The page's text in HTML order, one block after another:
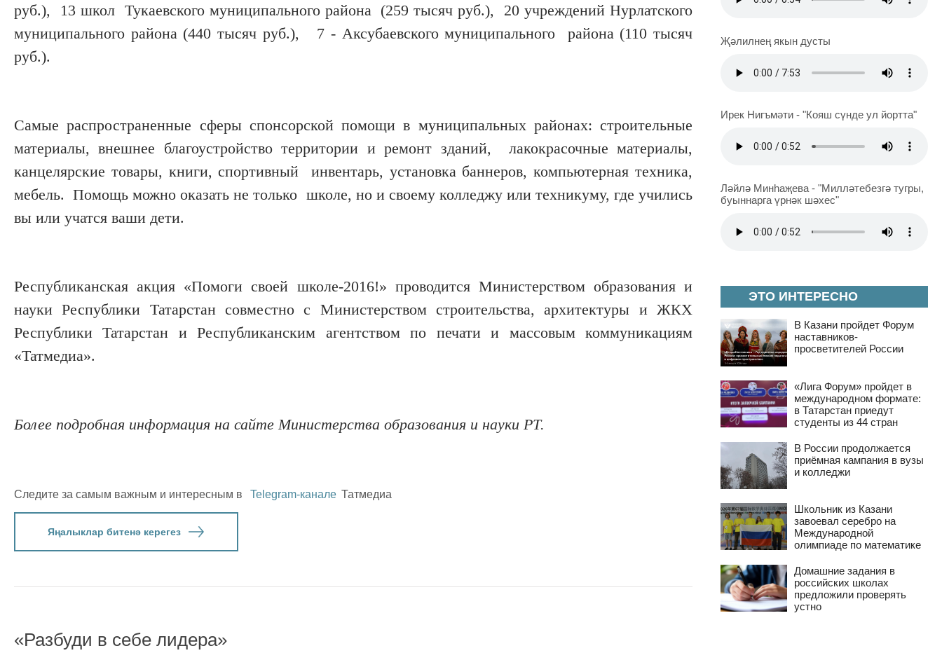
руб.), 13 школ Тукаевского муниципального района (259 тысяч руб.), 20 учреждений Нурлатского
муниципального района (440 тысяч руб.), 7 - Аксубаевского муниципального района (110 тысяч
руб.).
Самые распространенные сферы спонсорской помощи в муниципальных районах: строительные
материалы, внешнее благоустройство территории и ремонт зданий, лакокрасочные материалы,
канцелярские товары, книги, спортивный инвентарь, установка баннеров, компьютерная техника,
мебель. Помощь можно оказать не только школе, но и своему колледжу или техникуму, где учились
вы или учатся ваши дети.
Республиканская акция «Помоги своей школе-2016!» проводится Министерством образования и
науки Республики Татарстан совместно с Министерством строительства, архитектуры и ЖКХ
Республики Татарстан и Республиканским агентством по печати и массовым коммуникациям
«Татмедиа».
Более подробная информация на сайте Министерства образования и науки РТ.
Следите за самым важным и интересным в Telegram-канале Татмедиа
Яңалыклар битенә керегез
«Разбуди в себе лидера»
ЭТО ИНТЕРЕСНО
В Казани пройдет Форум
наставников-
просветителей России
«Лига Форум» пройдет в
международном формате:
в Татарстан приедут
студенты из 44 стран
В России продолжается
приёмная кампания в вузы
и колледжи
Школьник из Казани
завоевал серебро на
Международной
олимпиаде по математике
Домашние задания в
российских школах
предложили проверять
устно
Җәлилнең якын дусты
Ирек Нигъмәти - "Кояш сүнде ул йортта"
Ләйлә Минһаҗева - "Милләтебезгә тугры,
буыннарга үрнәк шәхес"